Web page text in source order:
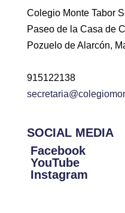
Colegio Monte Tabor
Paseo de la Casa de
Pozuelo de Alarcón,
915122138
SOCIAL MEDIA
Facebook
YouTube
Instagram